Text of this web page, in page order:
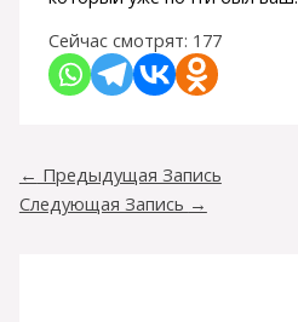
Сейчас смотрят: 177
← Предыдущая Запись
Следующая Запись →